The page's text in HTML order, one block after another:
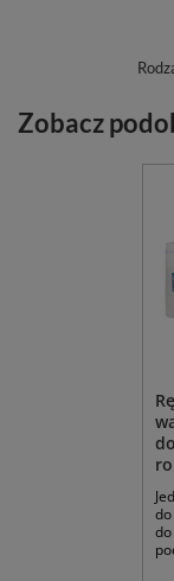
Zobacz